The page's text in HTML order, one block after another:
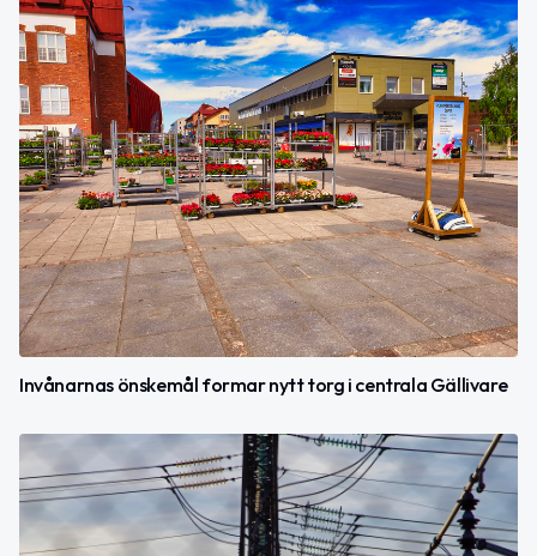
Invånarnas önskemål formar nytt torg i centrala Gällivare